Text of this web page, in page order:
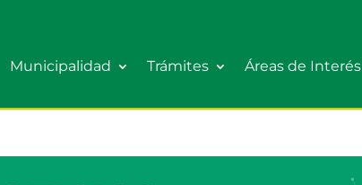
Municipalidad Trámites Áreas de Interés